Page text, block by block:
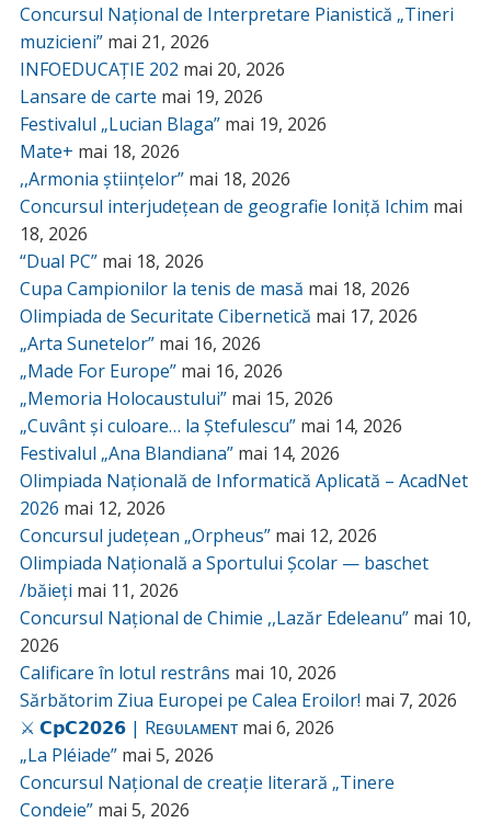
Concursul Național de Interpretare Pianistică „Tineri
muzicieni” mai 21, 2026
INFOEDUCAȚIE 202 mai 20, 2026
Lansare de carte mai 19, 2026
Festivalul „Lucian Blaga” mai 19, 2026
Mate+ mai 18, 2026
,,Armonia științelor” mai 18, 2026
Concursul interjudețean de geografie Ioniță Ichim mai
18, 2026
“Dual PC” mai 18, 2026
Cupa Campionilor la tenis de masă mai 18, 2026
Olimpiada de Securitate Cibernetică mai 17, 2026
„Arta Sunetelor” mai 16, 2026
„Made For Europe” mai 16, 2026
„Memoria Holocaustului” mai 15, 2026
„Cuvânt și culoare… la Ștefulescu” mai 14, 2026
Festivalul „Ana Blandiana” mai 14, 2026
Olimpiada Națională de Informatică Aplicată – AcadNet
2026 mai 12, 2026
Concursul județean „Orpheus” mai 12, 2026
Olimpiada Națională a Sportului Școlar — baschet
/băieți mai 11, 2026
Concursul Național de Chimie ,,Lazăr Edeleanu” mai 10,
2026
Calificare în lotul restrâns mai 10, 2026
Sărbătorim Ziua Europei pe Calea Eroilor! mai 7, 2026
⚔️ 𝗖𝗽𝗖𝟮𝟬𝟮𝟲 | Rᴇɢᴜʟᴀᴍᴇɴᴛ mai 6, 2026
„La Pléiade” mai 5, 2026
Concursul Național de creație literară „Tinere
Condeie” mai 5, 2026